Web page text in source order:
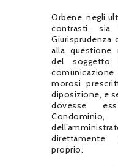
Orbene, negli
contrasti,
alla questione
del soggetto
morosi
diposizione, e
dovesse
direttamente
proprio.